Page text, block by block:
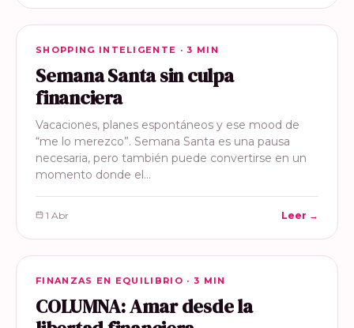
SHOPPING INTELIGENTE
SHOPPING INTELIGENTE · 3 MIN
Semana Santa sin culpa
financiera
Vacaciones, planes espontáneos y ese mood de
“me lo merezco”. Semana Santa es una pausa
necesaria, pero también puede convertirse en un
momento donde el…
1 Abr Leer →
FINANZAS EN EQUILIBRIO
FINANZAS EN EQUILIBRIO · 3 MIN
COLUMNA: Amar desde la